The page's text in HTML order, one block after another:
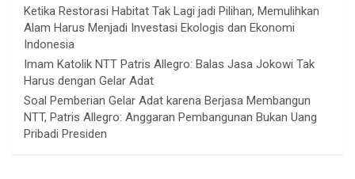
Ketika Restorasi Habitat Tak Lagi jadi Pilihan, Memulihkan
Alam Harus Menjadi Investasi Ekologis dan Ekonomi
Indonesia
Imam Katolik NTT Patris Allegro: Balas Jasa Jokowi Tak
Harus dengan Gelar Adat
Soal Pemberian Gelar Adat karena Berjasa Membangun
NTT, Patris Allegro: Anggaran Pembangunan Bukan Uang
Pribadi Presiden